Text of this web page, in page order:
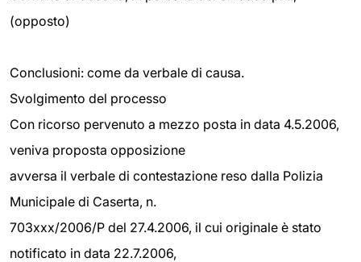
(opposto)
Conclusioni: come da verbale di causa.
Svolgimento del processo
Con ricorso pervenuto a mezzo posta in data 4.5.2006,
veniva proposta opposizione
avversa il verbale di contestazione reso dalla Polizia
Municipale di Caserta, n.
703xxx/2006/P del 27.4.2006, il cui originale è stato
notificato in data 22.7.2006,